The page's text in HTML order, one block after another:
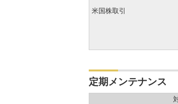
米国株取引
定期メンテナンス